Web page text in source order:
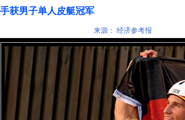
获男子单人皮艇冠军
来源： 经济参考报